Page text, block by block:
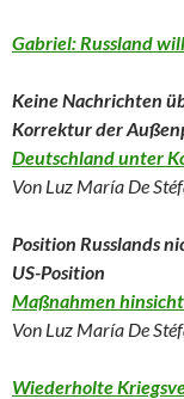
Gabriel: Russland
Keine Nachrichten
Korrektur der
Deutschland unter
Von Luz María De
Position Russlands
US-Position
Maßnahmen
Von Luz María De
Wiederholte